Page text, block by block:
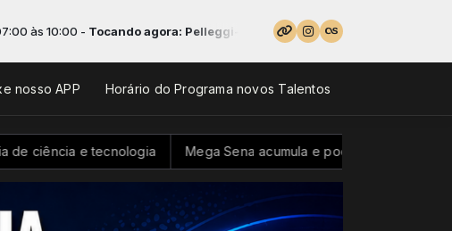
-Tocando agora: Pelleggi-psicologia
nosso APP Horário do Programa novos Talentos
Mega Sena acumula e pode pagar R$ 100 milhões neste